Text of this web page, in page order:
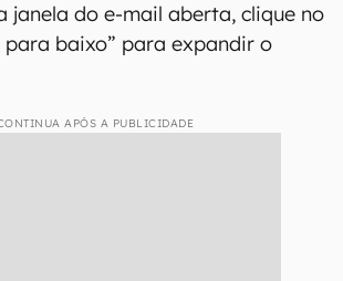
janela do e-mail aberta, clique no
para baixo” para expandir o
APÓS A PUBLICIDADE